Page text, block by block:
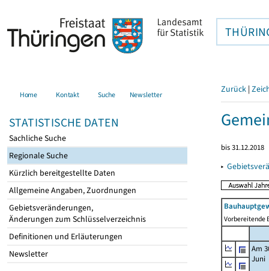
Home Kontakt Suche Newsletter
STATISTISCHE DATEN
Sachliche Suche
Regionale Suche
Kürzlich bereitgestellte Daten
Allgemeine Angaben, Zuordnungen
Gebietsveränderungen,
Änderungen zum Schlüsselverzeichnis
Definitionen und Erläuterungen
Newsletter
Zurück |
bis 31.12.2018
▸
Vorbereitende
Am
Juni